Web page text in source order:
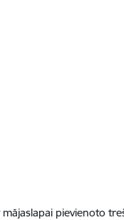
pievienoto